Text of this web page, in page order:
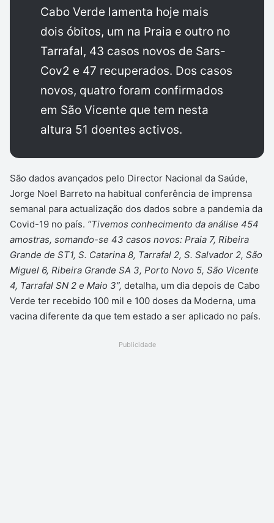
Cabo Verde lamenta hoje mais
dois óbitos, um na Praia e outro no
Tarrafal, 43 casos novos de Sars-
Cov2 e 47 recuperados. Dos casos
novos, quatro foram confirmados
em São Vicente que tem nesta
altura 51 doentes activos.
São dados avançados pelo Director Nacional da Saúde,
Jorge Noel Barreto na habitual conferência de imprensa
semanal para actualização dos dados sobre a pandemia da
Covid-19 no país. “Tivemos conhecimento da análise 454
amostras, somando-se 43 casos novos: Praia 7, Ribeira
Grande de ST1, S. Catarina 8, Tarrafal 2, S. Salvador 2, São
Miguel 6, Ribeira Grande SA 3, Porto Novo 5, São Vicente
4, Tarrafal SN 2 e Maio 3”, detalha, um dia depois de Cabo
Verde ter recebido 100 mil e 100 doses da Moderna, uma
vacina diferente da que tem estado a ser aplicado no país.
Publicidade